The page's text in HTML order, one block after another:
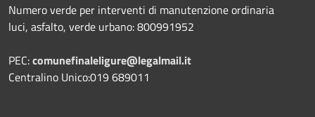
Numero verde per interventi di manutenzione ordinaria
luci, asfalto, verde urbano: 800991952
PEC:comunefinaleligure@legalmail.it
Centralino Unico:019 689011